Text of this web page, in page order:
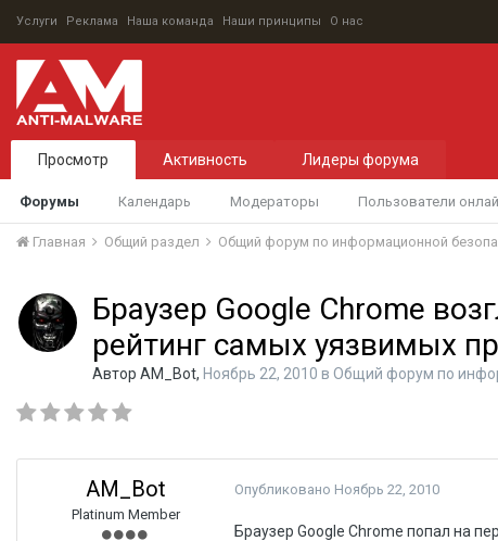
Услуги Реклама Наша команда Наши принципы О нас
Просмотр
Форумы Календарь Модераторы Пользователи
Активность Лидеры форума
Главная Общий раздел Общий форум по информационной
Браузер Google Chrome
рейтинг самых уязвимых
Автор AM_Bot, Ноябрь 22, 2010 в Общий форум по
AM_Bot
Platinum Member
Опубликовано Ноябрь 22, 2010
Браузер Google Chrome попал на